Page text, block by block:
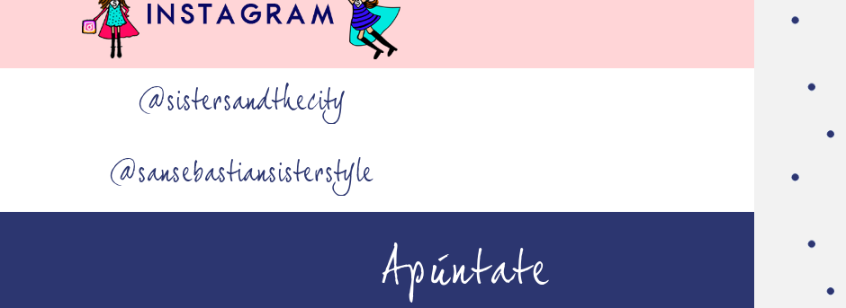
@sistersandthecity
@sansebastiansisterstyle
Apúntate